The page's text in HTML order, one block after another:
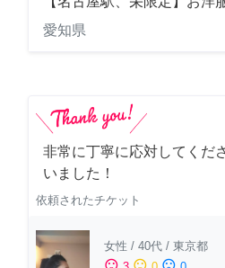
愛知県
非常に丁寧に応対してくだ
いました！
依頼されたチケット
女性 / 40代 / 東京都
sentiment_satisfied sentiment_neutral sentiment_dissatisfied